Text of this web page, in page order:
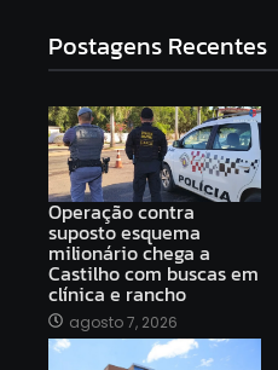
Postagens Recentes
Operação contra
suposto esquema
milionário chega a
Castilho com buscas em
clínica e rancho
agosto 7, 2026